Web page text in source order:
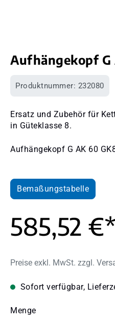
Aufhängekopf G
Produktnummer: 232080
Ersatz und Zubehör für
in Güteklasse 8.
Aufhängekopf G AK 60
Bemaßungstabelle
585,52
Preise exkl. MwSt. zzgl.
Sofort verfügbar,